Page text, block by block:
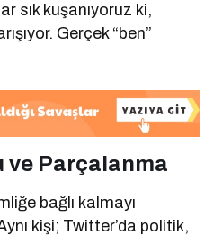
sık kuşanıyoruz ki,
Gerçek “ben”
ve Parçalanma
bağlı kalmayı
kişi; Twitter’da politik,